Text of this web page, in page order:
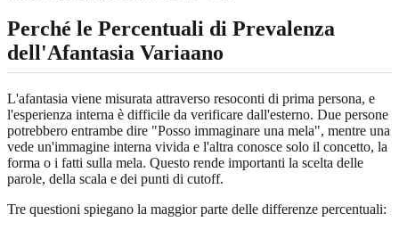
Perché le Percentuali di Prevalenza
dell'Afantasia Variaano
L'afantasia viene misurata attraverso resoconti di prima persona, e
l'esperienza interna è difficile da verificare dall'esterno. Due persone
potrebbero entrambe dire "Posso immaginare una mela", mentre una
vede un'immagine interna vivida e l'altra conosce solo il concetto, la
forma o i fatti sulla mela. Questo rende importanti la scelta delle
parole, della scala e dei punti di cutoff.
Tre questioni spiegano la maggior parte delle differenze percentuali: